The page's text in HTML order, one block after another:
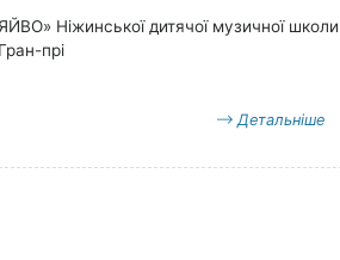
Ніжинської дитячої музичної школи
прі
Детальніше